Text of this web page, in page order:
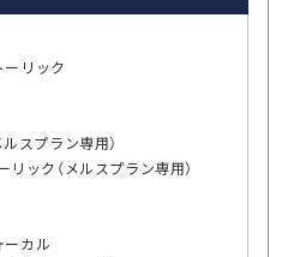
リック
スプラン専用）
ック（メルスプラン専用）
カル